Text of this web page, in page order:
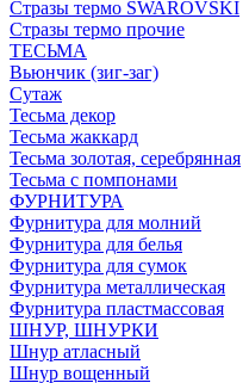
Стразы термо SWAROVSKI
Стразы термо прочие
ТЕСЬМА
Вьюнчик (зиг-заг)
Сутаж
Тесьма декор
Тесьма жаккард
Тесьма золотая, серебрянная
Тесьма с помпонами
ФУРНИТУРА
Фурнитура для молний
Фурнитура для белья
Фурнитура для сумок
Фурнитура металлическая
Фурнитура пластмассовая
ШНУР, ШНУРКИ
Шнур атласный
Шнур вощенный